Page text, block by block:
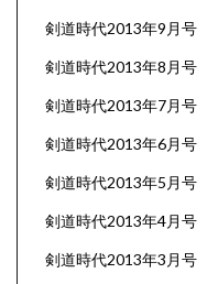
剣道時代2013年9月号
剣道時代2013年8月号
剣道時代2013年7月号
剣道時代2013年6月号
剣道時代2013年5月号
剣道時代2013年4月号
剣道時代2013年3月号